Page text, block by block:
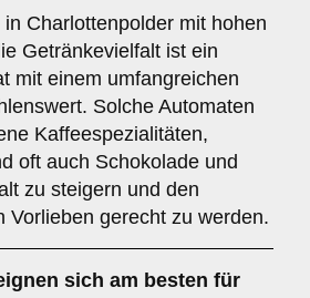
Charlottenpolder mit hohen
Getränkevielfalt ist ein
mit einem umfangreichen
Solche Automaten
Kaffeespezialitäten,
oft auch Schokolade und
zu steigern und den
Vorlieben gerecht zu werden.
sich am besten für